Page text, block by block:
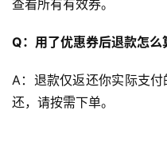
系
作
查看所有有效券。
Q：用了优惠券后退款怎么
A：退款仅返还你实际支
还，请按需下单。